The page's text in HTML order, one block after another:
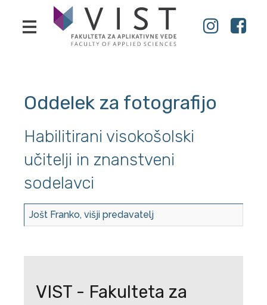
Oddelek za fotografijo
Habilitirani visokošolski
učitelji in znanstveni
sodelavci
Jošt Franko, višji predavatelj
VIST - Fakulteta za